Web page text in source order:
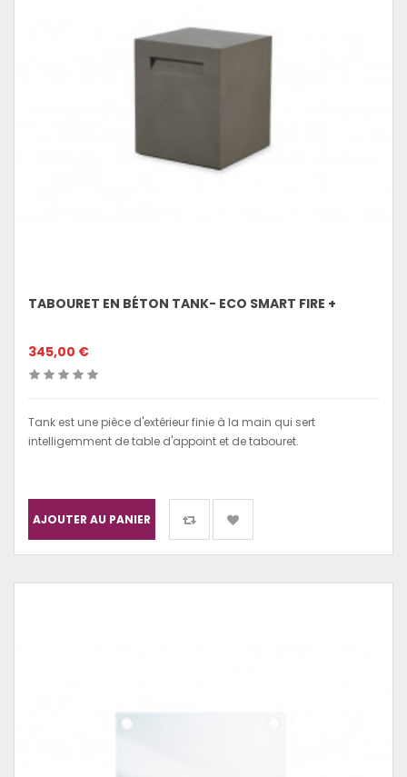
TABOURET EN BÉTON TANK- ECO SMART FIRE +
345,00 €
Tank est une pièce d'extérieur finie à la main qui sert
intelligemment de table d'appoint et de tabouret.
AJOUTER AU PANIER